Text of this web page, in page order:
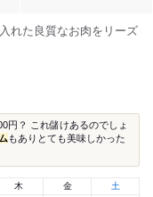
れた良質なお肉をリーズ
円？ これ儲けあるのでしょ
もありとても美味しかった
木 金 土